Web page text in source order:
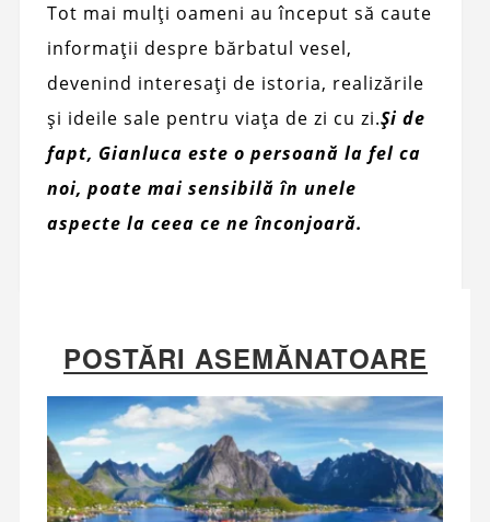
Tot mai mulți oameni au început să caute
informații despre bărbatul vesel,
devenind interesați de istoria, realizările
și ideile sale pentru viața de zi cu zi.Și de
fapt, Gianluca este o persoană la fel ca
noi, poate mai sensibilă în unele
aspecte la ceea ce ne înconjoară.
POSTĂRI ASEMĂNATOARE